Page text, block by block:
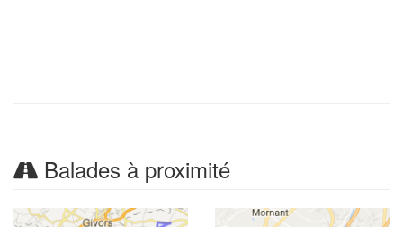
Balades à proximité